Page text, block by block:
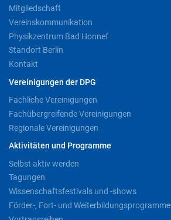
Mitgliedschaft
Vereinskommunikation
Physikzentrum Bad Honnef
Standort Berlin
Kontakt
Vereinigungen der DPG
Fachliche Vereinigungen
Fachübergreifende Vereinigungen
Regionale Vereinigungen
Aktivitäten und Programme
Selbst aktiv werden
Tagungen
Wissenschaftsfestivals und -shows
Förder-, Fort- und Weiterbildungsprogramme